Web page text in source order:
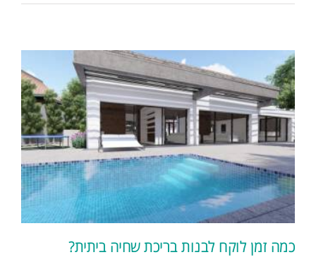
כמה זמן לוקח לבנות בריכת שחיה ביתית?